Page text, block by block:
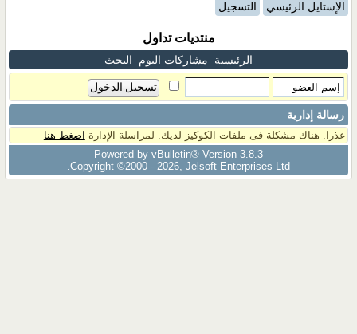
الإستايل الرئيسي التسجيل
منتديات تداول
الرئيسية مشاركات اليوم البحث
رسالة إدارية
عذرا. هناك مشكلة فى ملفات الكوكيز لديك. لمراسلة الإدارة اضغط هنا
Powered by vBulletin® Version 3.8.3
Copyright ©2000 - 2026, Jelsoft Enterprises Ltd.